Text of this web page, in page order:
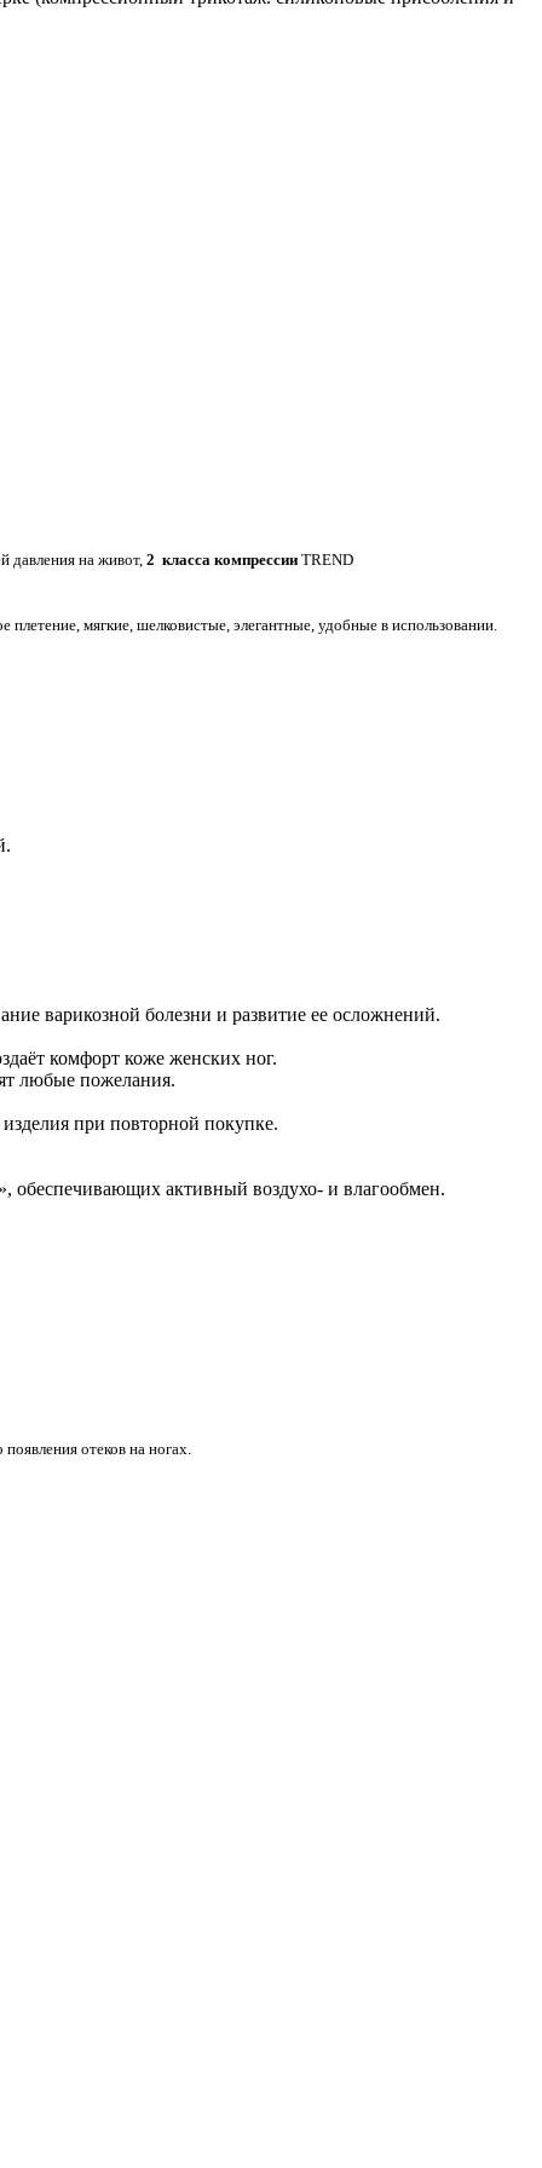
давления на живот, 2 класса компрессии TREND
мягкие, шелковистые, элегантные, удобные в использовании.
варикозной болезни и развитие ее осложнений.
комфорт коже женских ног.
любые пожелания.
при повторной покупке.
обеспечивающих активный воздухо- и влагообмен.
отеков на ногах.